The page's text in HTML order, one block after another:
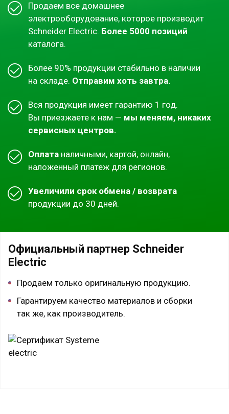
Продаем все домашнее
электрооборудование, которое производит
Schneider Electric. Более 5000 позиций
каталога.
Более 90% продукции стабильно в наличии
на складе. Отправим хоть завтра.
Вся продукция имеет гарантию 1 год.
Вы приезжаете к нам — мы меняем, никаких
сервисных центров.
Оплата наличными, картой, онлайн,
наложенный платеж для регионов.
Увеличили срок обмена / возврата
продукции до 30 дней.
Официальный партнер Schneider
Electric
Продаем только оригинальную продукцию.
Гарантируем качество материалов и сборки
так же, как производитель.